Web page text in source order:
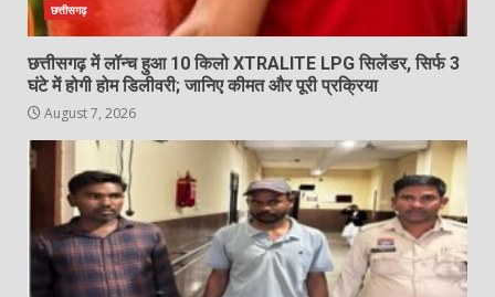
छत्तीसगढ़
छत्तीसगढ़ में लॉन्च हुआ 10 किलो XTRALITE LPG सिलेंडर, सिर्फ 3
घंटे में होगी होम डिलीवरी; जानिए कीमत और पूरी प्रक्रिया
August 7, 2026